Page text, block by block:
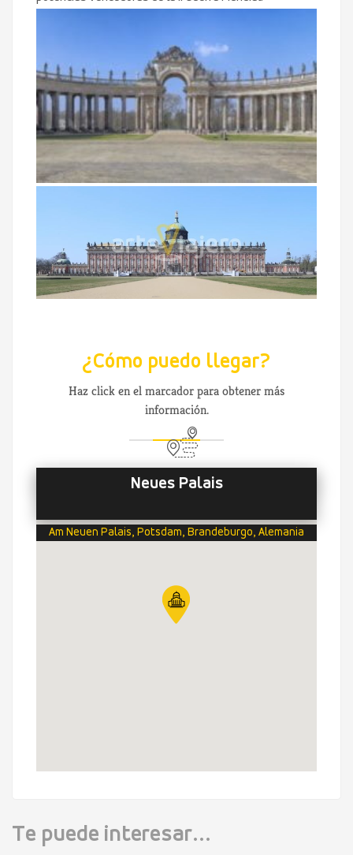
¿Cómo puedo llegar?
Haz click en el marcador para obtener más
información.
Neues Palais
Am Neuen Palais, Potsdam, Brandeburgo, Alemania
Te puede interesar...